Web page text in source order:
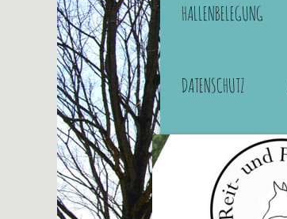
HALLENBELEGUNG
DATENSCHUTZ